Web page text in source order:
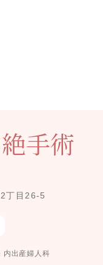
丁目26-5
内出産婦人科